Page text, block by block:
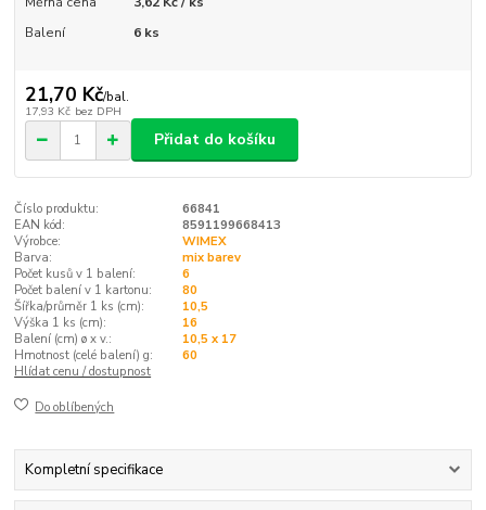
Balení
6 ks
21,70 Kč/bal.
17,93 Kč bez DPH
Přidat do košíku
Číslo produktu:
66841
EAN kód:
8591199668413
Výrobce:
WIMEX
Barva:
mix barev
Počet kusů v 1 balení:
6
Počet balení v 1 kartonu:
80
Šířka/průměr 1 ks (cm):
10,5
Výška 1 ks (cm):
16
Balení (cm) ø x v.:
10,5 x 17
Hmotnost (celé balení) g:
60
Hlídat cenu / dostupnost
Do oblíbených
Kompletní specifikace